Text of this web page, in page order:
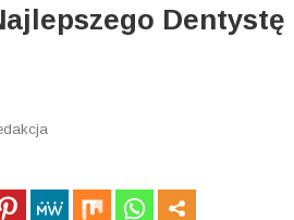
Dentystę